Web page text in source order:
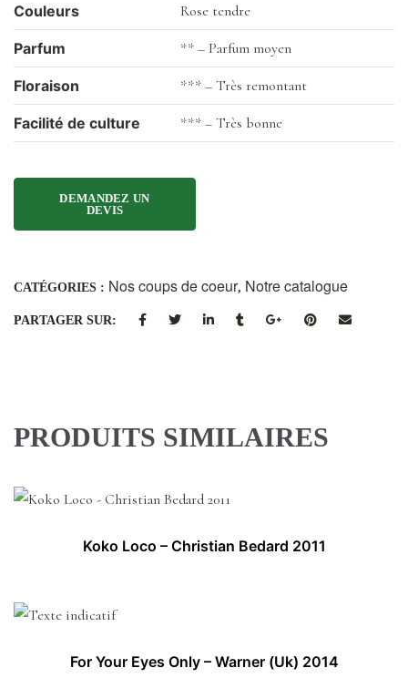
Couleurs Rose tendre
Parfum ** – Parfum moyen
Floraison *** – Très remontant
Facilité de culture *** – Très bonne
CATÉGORIES : Nos coups de coeur, Notre catalogue
PARTAGER SUR:
PRODUITS SIMILAIRES
Koko Loco – Christian Bedard 2011
For Your Eyes Only – Warner (Uk) 2014